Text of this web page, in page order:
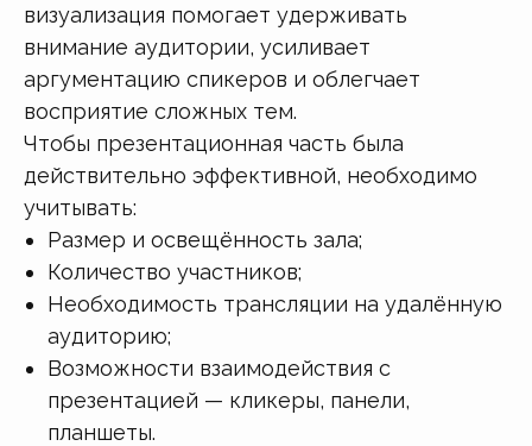
визуализация помогает удерживать
внимание аудитории, усиливает
аргументацию спикеров и облегчает
восприятие сложных тем.
Чтобы презентационная часть была
действительно эффективной, необходимо
учитывать:
Размер и освещённость зала;
Количество участников;
Необходимость трансляции на удалённую
аудиторию;
Возможности взаимодействия с
презентацией — кликеры, панели,
планшеты.